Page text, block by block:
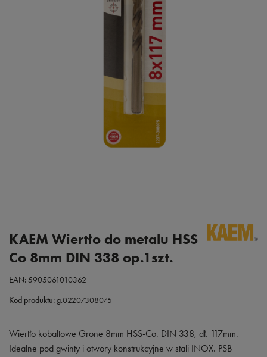
KAEM Wiertło do metalu HSS
Co 8mm DIN 338 op.1szt.
EAN:5905061010362
Kod produktu:g.02207308075
Wiertło kobaltowe Grone 8mm HSS-Co. DIN 338, dł. 117mm.
Idealne pod gwinty i otwory konstrukcyjne w stali INOX. PSB